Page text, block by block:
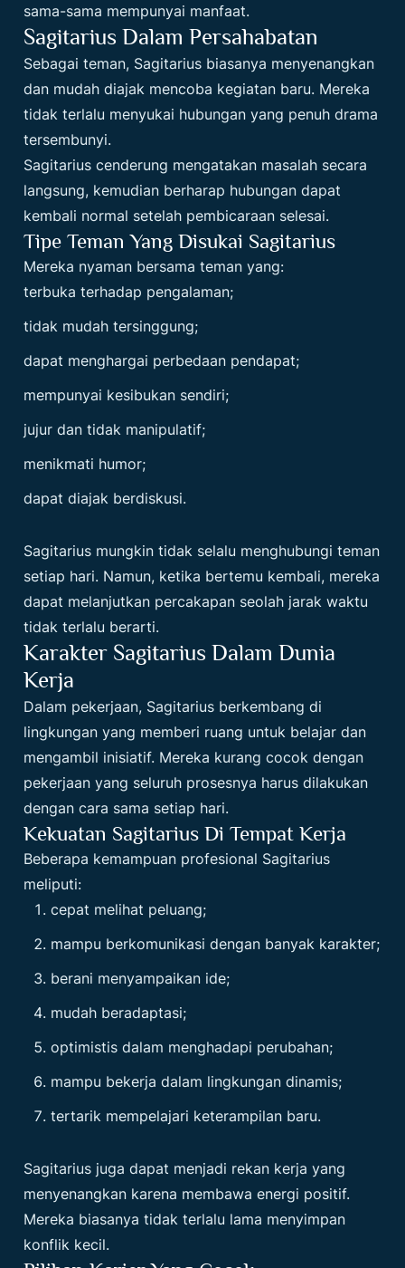
sama-sama mempunyai manfaat.
Sagitarius Dalam Persahabatan
Sebagai teman, Sagitarius biasanya menyenangkan
dan mudah diajak mencoba kegiatan baru. Mereka
tidak terlalu menyukai hubungan yang penuh drama
tersembunyi.
Sagitarius cenderung mengatakan masalah secara
langsung, kemudian berharap hubungan dapat
kembali normal setelah pembicaraan selesai.
Tipe Teman Yang Disukai Sagitarius
Mereka nyaman bersama teman yang:
terbuka terhadap pengalaman;
tidak mudah tersinggung;
dapat menghargai perbedaan pendapat;
mempunyai kesibukan sendiri;
jujur dan tidak manipulatif;
menikmati humor;
dapat diajak berdiskusi.
Sagitarius mungkin tidak selalu menghubungi teman
setiap hari. Namun, ketika bertemu kembali, mereka
dapat melanjutkan percakapan seolah jarak waktu
tidak terlalu berarti.
Karakter Sagitarius Dalam Dunia
Kerja
Dalam pekerjaan, Sagitarius berkembang di
lingkungan yang memberi ruang untuk belajar dan
mengambil inisiatif. Mereka kurang cocok dengan
pekerjaan yang seluruh prosesnya harus dilakukan
dengan cara sama setiap hari.
Kekuatan Sagitarius Di Tempat Kerja
Beberapa kemampuan profesional Sagitarius
meliputi:
cepat melihat peluang;
mampu berkomunikasi dengan banyak karakter;
berani menyampaikan ide;
mudah beradaptasi;
optimistis dalam menghadapi perubahan;
mampu bekerja dalam lingkungan dinamis;
tertarik mempelajari keterampilan baru.
Sagitarius juga dapat menjadi rekan kerja yang
menyenangkan karena membawa energi positif.
Mereka biasanya tidak terlalu lama menyimpan
konflik kecil.